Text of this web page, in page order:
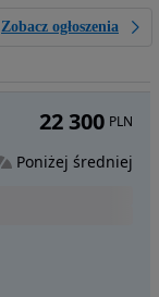
Zobacz ogłoszenia
22 300 PLN
Poniżej średniej